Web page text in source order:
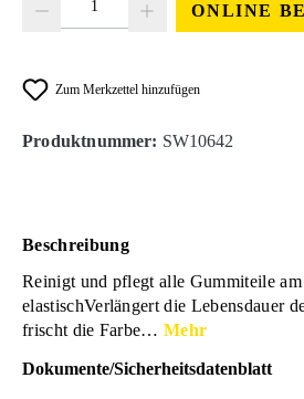
ONLINE
Zum Merkzettel hinzufügen
Produktnummer: SW10642
Beschreibung
Reinigt und pflegt alle Gummiteile
elastischVerlängert die Lebensdauer
frischt die Farbe…Mehr
Dokumente/Sicherheitsdatenblatt